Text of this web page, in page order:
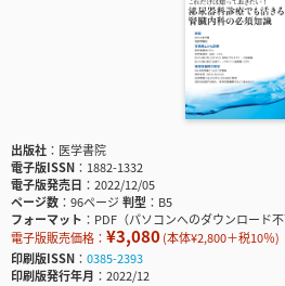
出版社
医学書院
電子版ISSN
1882-1332
電子版発売日
2022/12/05
ページ数
96ページ判型
B5
フォーマット
PDF（パソコンへのダウンロード不
電子版販売価格： ¥3,080(本体¥2,800＋税10％)
印刷版ISSN
0385-2393
印刷版発行年月
2022/12